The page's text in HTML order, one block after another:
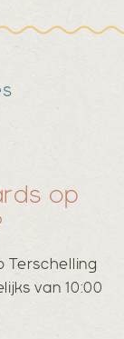
op
Terschelling
van 10:00